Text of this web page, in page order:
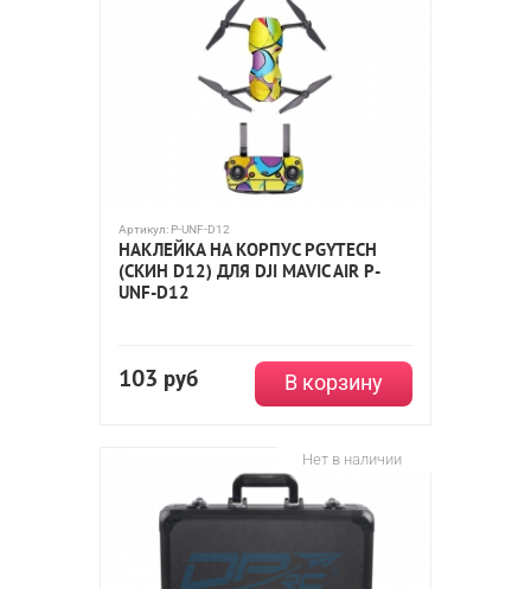
Артикул: P-UNF-D12
НАКЛЕЙКА НА КОРПУС PGYTECH
(СКИН D12) ДЛЯ DJI MAVIC AIR P-
UNF-D12
103 руб В корзину
Нет в наличии